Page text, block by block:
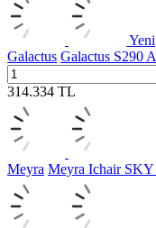
Yeni
Galactus Galactus S290
314.334 TL
Meyra Meyra Ichair SKY